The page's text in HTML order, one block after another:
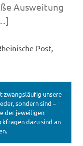
Ausweitung
Post,
zwangsläufig unsere
sondern sind –
der jeweiligen
dazu sind an